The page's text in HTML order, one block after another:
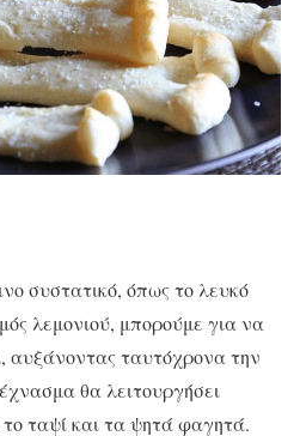
συστατικό, όπως το λευκό
λεμονιού, μπορούμε για να
αυξάνοντας ταυτόχρονα την
θα λειτουργήσει
ταψί και τα ψητά φαγητά.